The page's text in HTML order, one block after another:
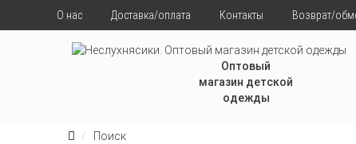
О нас Доставка/оплата Контакты Возврат/
Оптовый
магазин детской
одежды
Поиск